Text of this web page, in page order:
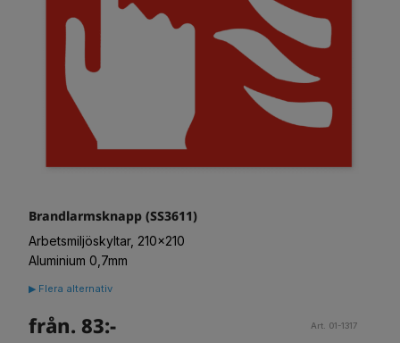
Brandlarmsknapp (SS3611)
Arbetsmiljöskyltar, 210x210
Aluminium 0,7mm
▶ Flera alternativ
från. 83:- Art. 01-1317